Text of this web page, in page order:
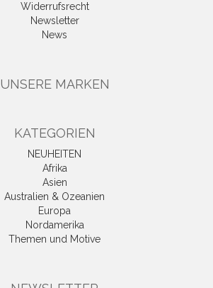
Widerrufsrecht
Newsletter
News
UNSERE MARKEN
KATEGORIEN
NEUHEITEN
Afrika
Asien
Australien & Ozeanien
Europa
Nordamerika
Themen und Motive